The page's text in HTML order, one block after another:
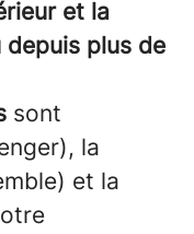
et la
plus de
sont
la
et la